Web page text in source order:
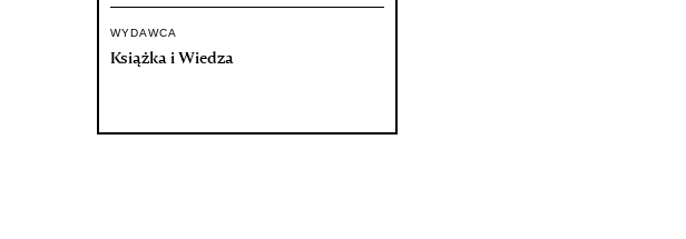
WYDAWCA
Książka i Wiedza